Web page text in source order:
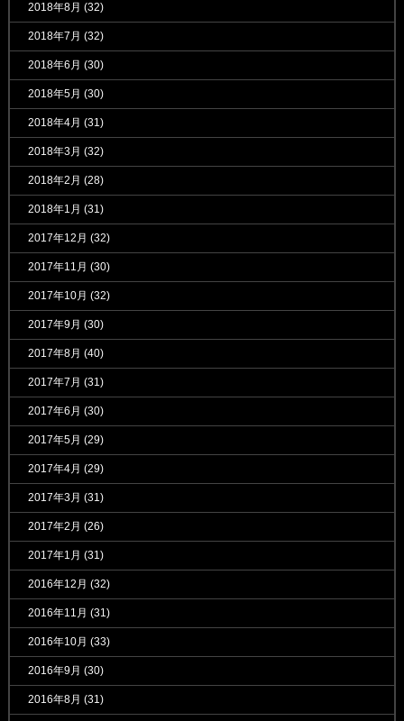
2018年8月 (32)
2018年7月 (32)
2018年6月 (30)
2018年5月 (30)
2018年4月 (31)
2018年3月 (32)
2018年2月 (28)
2018年1月 (31)
2017年12月 (32)
2017年11月 (30)
2017年10月 (32)
2017年9月 (30)
2017年8月 (40)
2017年7月 (31)
2017年6月 (30)
2017年5月 (29)
2017年4月 (29)
2017年3月 (31)
2017年2月 (26)
2017年1月 (31)
2016年12月 (32)
2016年11月 (31)
2016年10月 (33)
2016年9月 (30)
2016年8月 (31)